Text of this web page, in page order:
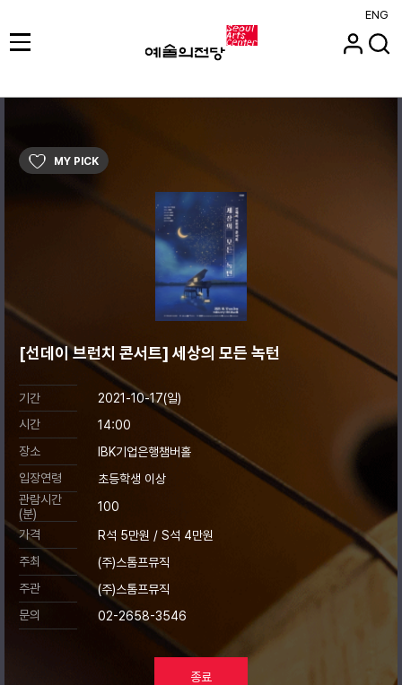
ENG
MY PICK
[선데이 브런치 콘서트] 세상의 모든 녹턴
기간
2021-10-17(일)
시간
14:00
장소
IBK기업은행챔버홀
입장연령
초등학생 이상
관람시간
(분)
100
가격
R석 5만원 / S석 4만원
주최
(주)스톰프뮤직
주관
(주)스톰프뮤직
문의
02-2658-3546
종료